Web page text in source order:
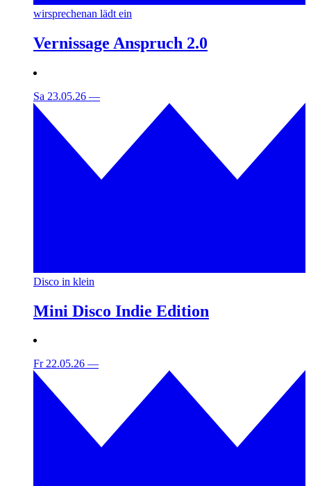
wirsprechenan lädt ein
Vernissage Anspruch 2.0
Sa 23.05.26 —
Disco in klein
Mini Disco Indie Edition
Fr 22.05.26 —